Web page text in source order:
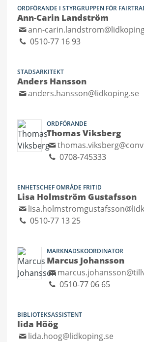
ORDFÖRANDE I STYRGRUPPEN FÖR
Ann-Carin Landström
ann-
0510-77 16 93
STADSARKITEKT
Anders Hansson
anders.hansson@lidkoping.se
ORDFÖRANDE
Thomas Viksberg
0708-745333
ENHETSCHEF OMRÅDE FRITID
Lisa Holmström Gustafsson
0510-77 13 25
MARKNADSKOORDINATOR
Marcus Johansson
0510-77 06 65
BIBLIOTEKSASSISTENT
Iida Höög
lida.hoog@lidkoping.se